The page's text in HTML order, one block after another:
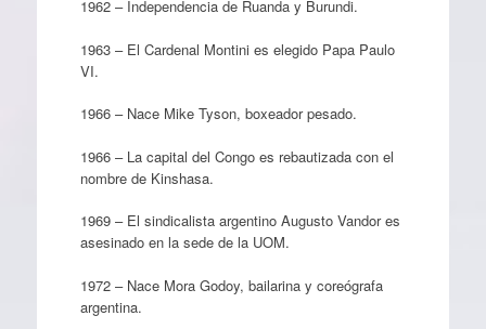
1962 – Independencia de Ruanda y Burundi.
1963 – El Cardenal Montini es elegido Papa Paulo
VI.
1966 – Nace Mike Tyson, boxeador pesado.
1966 – La capital del Congo es rebautizada con el
nombre de Kinshasa.
1969 – El sindicalista argentino Augusto Vandor es
asesinado en la sede de la UOM.
1972 – Nace Mora Godoy, bailarina y coreógrafa
argentina.